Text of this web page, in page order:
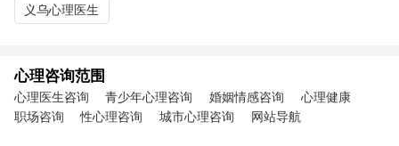
义乌心理医生
心理咨询范围
心理医生咨询 青少年心理咨询 婚姻情感咨询
心理健康
职场咨询
性心理咨询 城市心理咨询 网站导航